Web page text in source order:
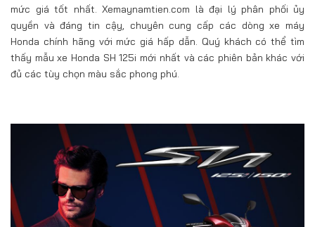
mức giá tốt nhất. Xemaynamtien.com là đại lý phân phối ủy
quyền và đáng tin cậy, chuyên cung cấp các dòng xe máy
Honda chính hãng với mức giá hấp dẫn. Quý khách có thể tìm
thấy mẫu xe Honda SH 125i mới nhất và các phiên bản khác với
đủ các tùy chọn màu sắc phong phú.